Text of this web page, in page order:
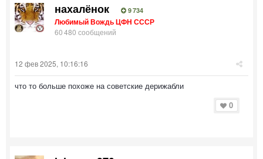
нахалёнок 9 734
Любимый Вождь ЦФН СССР
60 480 сообщений
12 фев 2025, 10:16:16
что то больше похоже на советские дерижабли
0